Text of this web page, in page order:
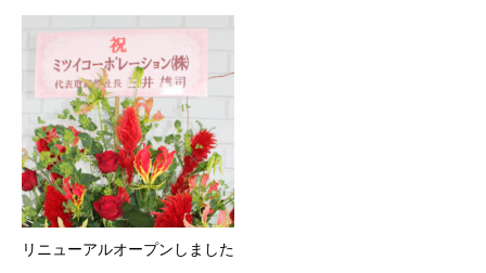
リニューアルオープンしました